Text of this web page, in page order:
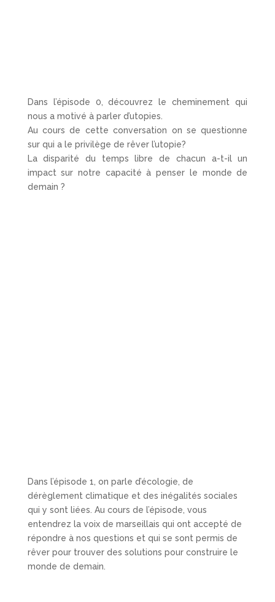
Dans l’épisode 0, découvrez le cheminement qui
nous a motivé à parler d’utopies.
Au cours de cette conversation on se questionne
sur qui a le privilège de rêver l’utopie?
La disparité du temps libre de chacun a-t-il un
impact sur notre capacité à penser le monde de
demain ?
Dans l’épisode 1, on parle d’écologie, de
dérèglement climatique et des inégalités sociales
qui y sont liées. Au cours de l’épisode, vous
entendrez la voix de marseillais qui ont accepté de
répondre à nos questions et qui se sont permis de
rêver pour trouver des solutions pour construire le
monde de demain.